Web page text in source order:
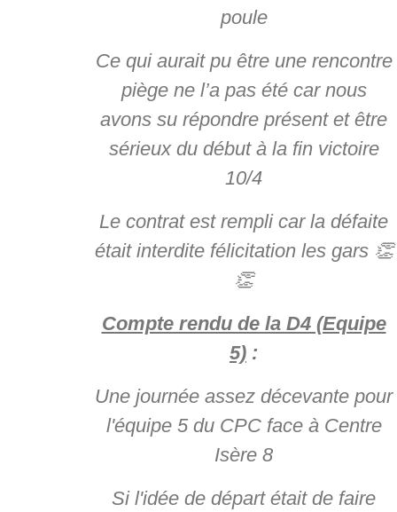
poule
Ce qui aurait pu être une rencontre
piège ne l’a pas été car nous
avons su répondre présent et être
sérieux du début à la fin victoire
10/4
Le contrat est rempli car la défaite
était interdite félicitation les gars 👏
👏
Compte rendu de la D4 (Equipe
5) :
Une journée assez décevante pour
l'équipe 5 du CPC face à Centre
Isère 8
Si l'idée de départ était de faire